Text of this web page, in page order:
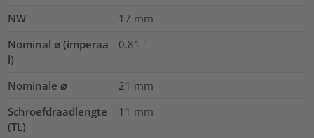
NW 17 mm
Nominal ⌀ (imperaa
l)
0.81 "
Nominale ⌀ 21 mm
Schroefdraadlengte
(TL)
11 mm